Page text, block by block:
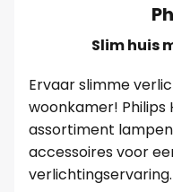
Slim huis
Ervaar slimme
woonkamer!
assortiment
accessoires voor
verlichtingservaring.